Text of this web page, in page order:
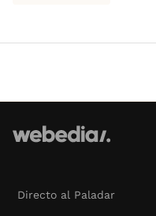
Directo al Paladar